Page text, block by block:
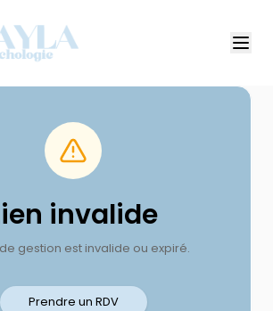
invalide
gestion est invalide ou expiré.
Prendre un RDV